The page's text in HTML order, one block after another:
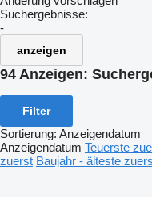
Suchergebnisse:
-
anzeigen
94 Anzeigen:
Filter
Sortierung: Anzeigendatum
Anzeigendatum Teuerste
zuerst Baujahr - älteste